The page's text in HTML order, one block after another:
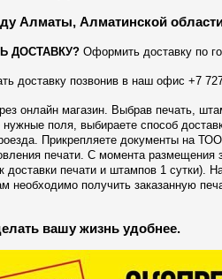
Алматы, Алматинской
ДОСТАВКУ? Оформить доставку по
доставку позвонив в наш офис +7
онлайн магазин. Выбрав печать,
нужные поля, выбираете способ
Прикрепляете документы на
печати. С момента размещения
печати и штампов 1 сутки).
необходимо получить заказанную
вашу жизнь удобнее.